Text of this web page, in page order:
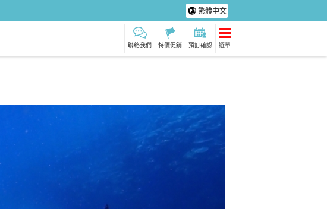
繁體中文
聯絡我們 特價促銷 預訂確認 選單
陪同遊覽